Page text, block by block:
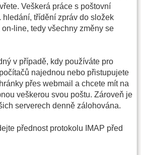
Veškerá práce s poštovní
hledání, třídění zpráv do složek
line, tedy všechny změny se
v případě, kdy používáte pro
najednou nebo přistupujete
přes webmail a chcete mít na
veškerou svou poštu. Zároveň je
serverech denně zálohována.
přednost protokolu IMAP před